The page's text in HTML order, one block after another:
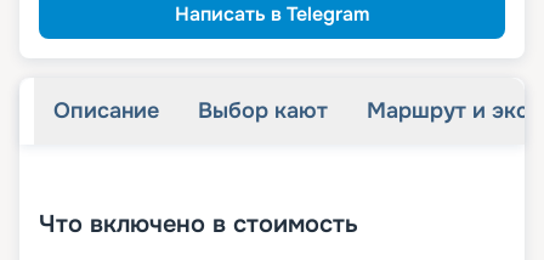
Написать в Telegram
Описание Выбор кают Маршрут и
Что включено в стоимость